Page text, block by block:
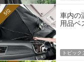
車内の
用品ベ
5位
トピック